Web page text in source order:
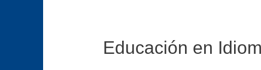
Educación en